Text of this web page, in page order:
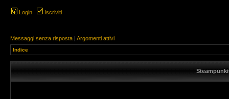
Login Iscriviti
Messaggi senza risposta | Argomenti attivi
Indice